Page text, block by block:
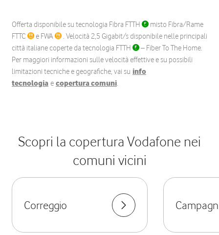
Offerta disponibile su tecnologia Fibra FTTH
misto Fibra/Rame
FTTC
e FWA
. Velocità 2,5 Gigabit/s disponibile nelle principali
città italiane coperte da tecnologia FTTH
– Fiber To The Home.
Per maggiori informazioni sulle velocità effettive e su possibili
limitazioni tecniche e geografiche, vai su info
tecnologia e copertura comuni.
Scopri la copertura Vodafone nei
comuni vicini
Correggio